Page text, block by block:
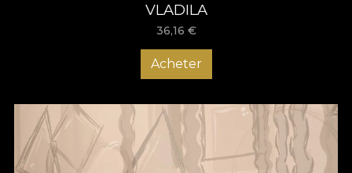
VLADILA
36,16 €
Acheter